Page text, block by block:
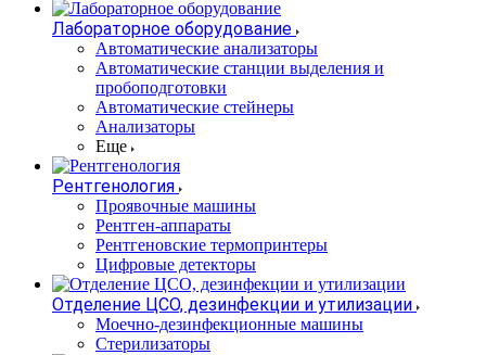
Лабораторное оборудование
Автоматические анализаторы
Автоматические станции выделения и
пробоподготовки
Автоматические стейнеры
Анализаторы
Еще
Рентгенология
Проявочные машины
Рентген-аппараты
Рентгеновские термопринтеры
Цифровые детекторы
Отделение ЦСО, дезинфекции и утилизации
Моечно-дезинфекционные машины
Стерилизаторы